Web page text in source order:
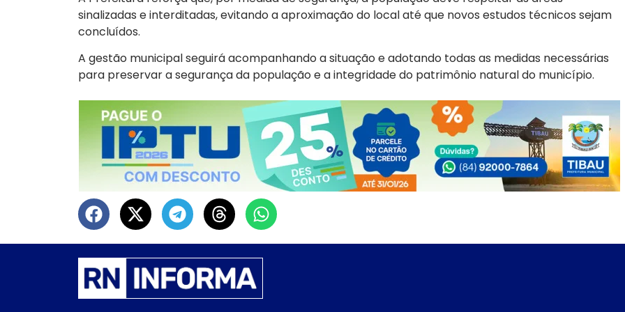
sinalizadas e interditadas, evitando a aproximação do local até que novos estudos técnicos sejam
concluídos.
A gestão municipal seguirá acompanhando a situação e adotando todas as medidas necessárias
para preservar a segurança da população e a integridade do patrimônio natural do município.